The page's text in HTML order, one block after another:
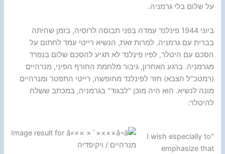
על שלום בלי גרמניה.
ביוני 1944 פינלנד עמדה בפני תבוסה לרוסיה, בזמן שהיתה
בברית עם גרמניה. למרות זאת, הנשיא רייטי עמד לחתום על
הסכם עם היטלר, לפיו פינלנד לא תגיע להסכם שלום בנפרד
מגרמניה. ברגע האחרון, גיבור מלחמת החורף הפיני, מנרהיים
(רמטכ"ל הצבא) חזר לפינלנד מחופשה, רייטי התפטר ומנרהיים
מונה לנשיא. הוא היה מוכן "לבגוד" בגרמניה, במכתב ששלח
להיטלר:
מנרהיים / ויקיפדיה
"I wish especially to
emphasize that